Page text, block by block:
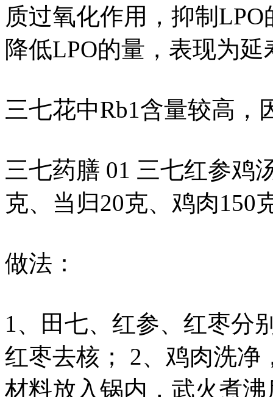
质过氧化作用，抑制
降低LPO的量，表现为
三七花中Rb1含量较高，
三七药膳 01 三七红参鸡
克、当归20克、鸡肉150
做法：
1、田七、红参、红枣分
红枣去核； 2、鸡肉洗净
材料放入锅内，武火煮